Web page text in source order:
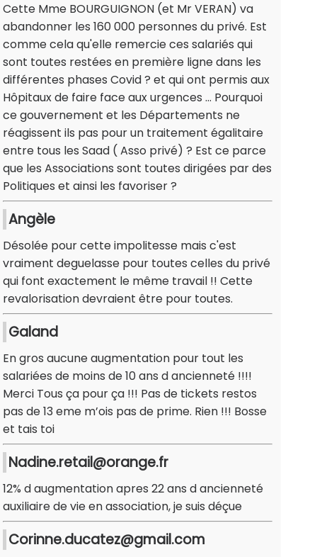
Cette Mme BOURGUIGNON (et Mr VERAN) va
abandonner les 160 000 personnes du privé. Est
comme cela qu'elle remercie ces salariés qui
sont toutes restées en première ligne dans les
différentes phases Covid ? et qui ont permis aux
Hôpitaux de faire face aux urgences ... Pourquoi
ce gouvernement et les Départements ne
réagissent ils pas pour un traitement égalitaire
entre tous les Saad ( Asso privé) ? Est ce parce
que les Associations sont toutes dirigées par des
Politiques et ainsi les favoriser ?
Angèle
Désolée pour cette impolitesse mais c'est
vraiment deguelasse pour toutes celles du privé
qui font exactement le même travail !! Cette
revalorisation devraient être pour toutes.
Galand
En gros aucune augmentation pour tout les
salariées de moins de 10 ans d ancienneté !!!!
Merci Tous ça pour ça !!! Pas de tickets restos
pas de 13 eme m’ois pas de prime. Rien !!! Bosse
et tais toi
Nadine.retail@orange.fr
12% d augmentation apres 22 ans d ancienneté
auxiliaire de vie en association, je suis déçue
Corinne.ducatez@gmail.com